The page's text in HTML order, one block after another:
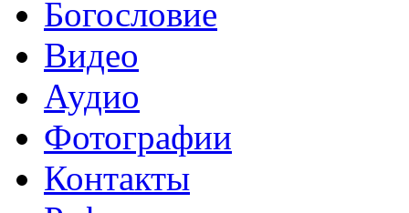
Богословие
Видео
Аудио
Фотографии
Контакты